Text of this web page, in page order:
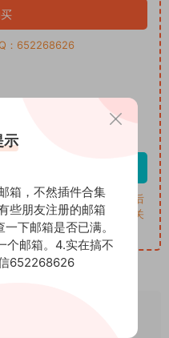
：652268626
完成0% (共需3人，还需3人)
团购一直没成功，一定时间后
面链接分享到朋友圈或者相关
示
箱，不然插件合集
些朋友注册的邮箱
下邮箱是否已满。
个邮箱。4.实在搞不
652268626